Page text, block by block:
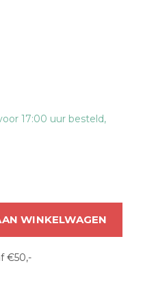
17:00 uur besteld,
WINKELWAGEN
€50,-